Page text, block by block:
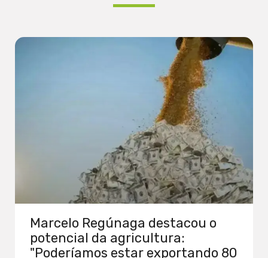
Marcelo Regúnaga destacou o
potencial da agricultura:
"Poderíamos estar exportando 80